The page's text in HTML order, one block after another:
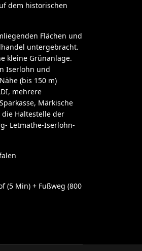
dem historischen
Flächen und
untergebracht.
kleine Grünanlage.
Iserlohn und
(bis 150 m)
mehrere
Märkische
Haltestelle der
Letmathe-Iserlohn-
(5 Min) + Fußweg (800